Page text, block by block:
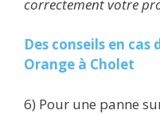
correctement votre
Des conseils en cas
Orange à Cholet
6) Pour une panne